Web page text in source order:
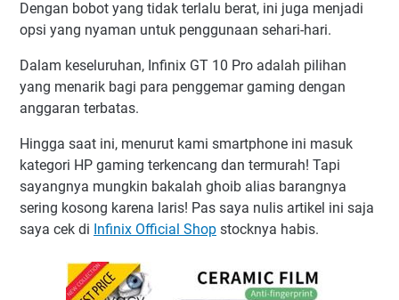
Dengan bobot yang tidak terlalu berat, ini juga menjadi
opsi yang nyaman untuk penggunaan sehari-hari.
Dalam keseluruhan, Infinix GT 10 Pro adalah pilihan
yang menarik bagi para penggemar gaming dengan
anggaran terbatas.
Hingga saat ini, menurut kami smartphone ini masuk
kategori HP gaming terkencang dan termurah! Tapi
sayangnya mungkin bakalah ghoib alias barangnya
sering kosong karena laris! Pas saya nulis artikel ini saja
saya cek di Infinix Official Shop stocknya habis.